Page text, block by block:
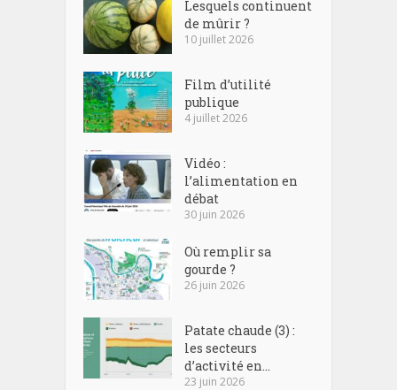
Lesquels continuent
de mûrir ?
10 juillet 2026
Film d’utilité
publique
4 juillet 2026
Vidéo :
l’alimentation en
débat
30 juin 2026
Où remplir sa
gourde ?
26 juin 2026
Patate chaude (3) :
les secteurs
d’activité en...
23 juin 2026